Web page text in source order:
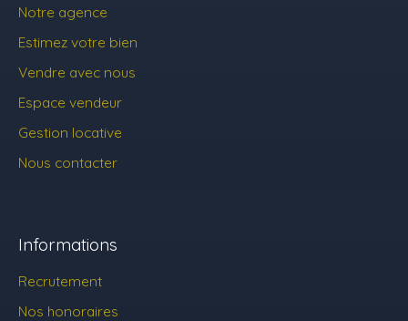
Notre agence
Estimez votre bien
Vendre avec nous
Espace vendeur
Gestion locative
Nous contacter
Informations
Recrutement
Nos honoraires